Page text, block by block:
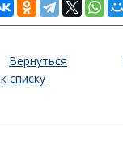
Вернуться
к списку